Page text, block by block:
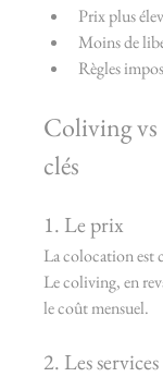
Prix plus
Moins de
Règles
Coliving vs
clés
1. Le prix
La colocation est
Le coliving, en
le coût mensuel.
2. Les